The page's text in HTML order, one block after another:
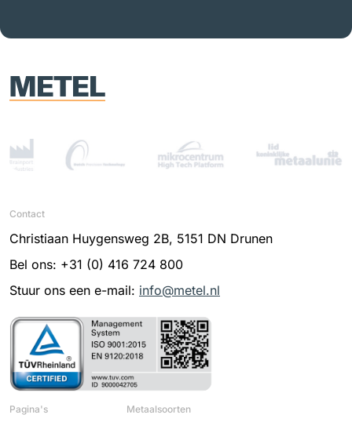
Contact
Christiaan Huygensweg 2B, 5151 DN Drunen
Bel ons: +31 (0) 416 724 800
Stuur ons een e-mail: info@metel.nl
Pagina's Metaalsoorten